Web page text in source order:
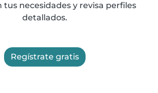
tus necesidades y revisa perfiles
detallados.
Regístrate gratis